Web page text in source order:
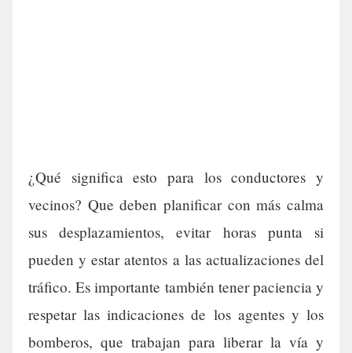
¿Qué significa esto para los conductores y
vecinos? Que deben planificar con más calma
sus desplazamientos, evitar horas punta si
pueden y estar atentos a las actualizaciones del
tráfico. Es importante también tener paciencia y
respetar las indicaciones de los agentes y los
bomberos, que trabajan para liberar la vía y